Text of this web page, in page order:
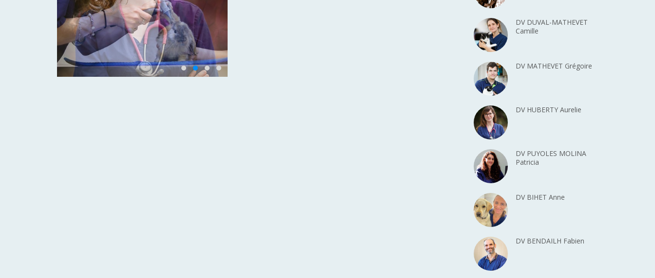
DV DUVAL-MATHEVET
Camille
DV MATHEVET Grégoire
DV HUBERTY Aurelie
DV PUYOLES MOLINA
Patricia
DV BIHET Anne
DV BENDAILH Fabien